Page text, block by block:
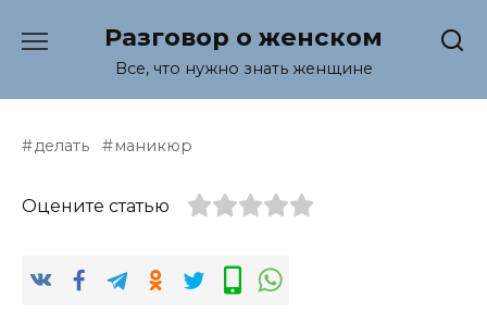
содержанию
Разговор о женском
Все, что нужно знать женщине
делать маникюр
Оцените статью